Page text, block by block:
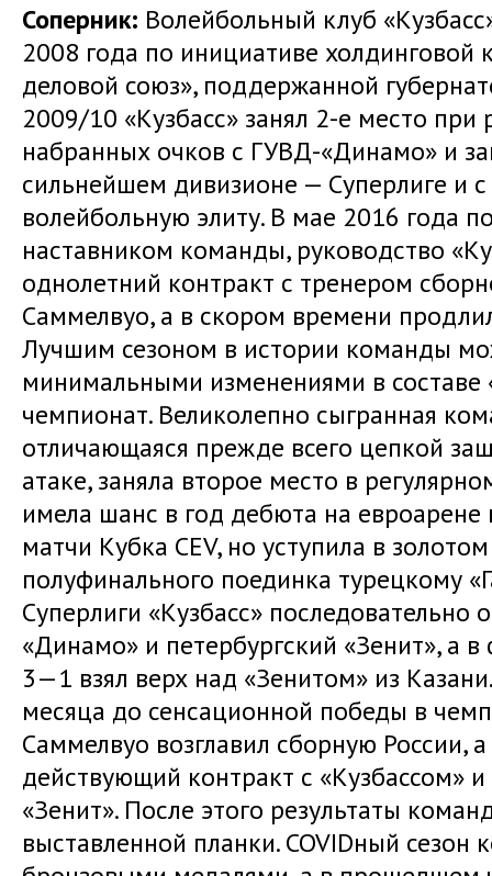
Соперник: Волейбольный клуб
2008 года по инициативе холдинговой
деловой союз», поддержанной
2009/10 «Кузбасс» занял 2-е место при
набранных очков с ГУВД-«Динамо» и
сильнейшем дивизионе — Суперлиге и
волейбольную элиту. В мае 2016 года
наставником команды, руководство
однолетний контракт с тренером
Саммелвуо, а в скором времени
Лучшим сезоном в истории команды
минимальными изменениями в составе
чемпионат. Великолепно сыгранная
отличающаяся прежде всего цепкой
атаке, заняла второе место в
имела шанс в год дебюта на
матчи Кубка CEV, но уступила в
полуфинального поединка турецкому
Суперлиги «Кузбасс» последовательно
«Динамо» и петербургский «Зенит», а
3—1 взял верх над «Зенитом» из
месяца до сенсационной победы в
Саммелвуо возглавил сборную России,
действующий контракт с «Кузбассом»
«Зенит». После этого результаты
выставленной планки. COVIDный сезон